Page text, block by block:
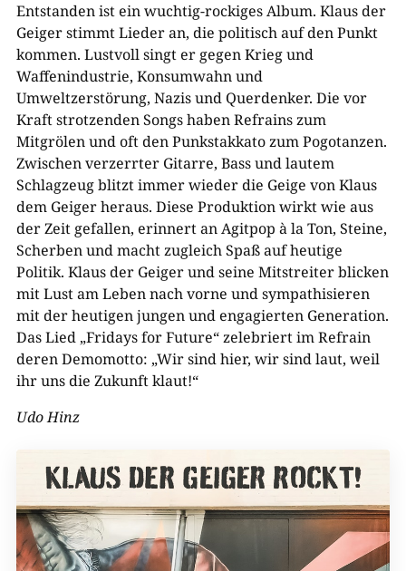
Entstanden ist ein wuchtig-rockiges Album. Klaus der
Geiger stimmt Lieder an, die politisch auf den Punkt
kommen. Lustvoll singt er gegen Krieg und
Waffenindustrie, Konsumwahn und
Umweltzerstörung, Nazis und Querdenker. Die vor
Kraft strotzenden Songs haben Refrains zum
Mitgrölen und oft den Punkstakkato zum Pogotanzen.
Zwischen verzerrter Gitarre, Bass und lautem
Schlagzeug blitzt immer wieder die Geige von Klaus
dem Geiger heraus. Diese Produktion wirkt wie aus
der Zeit gefallen, erinnert an Agitpop à la Ton, Steine,
Scherben und macht zugleich Spaß auf heutige
Politik. Klaus der Geiger und seine Mitstreiter blicken
mit Lust am Leben nach vorne und sympathisieren
mit der heutigen jungen und engagierten Generation.
Das Lied „Fridays for Future“ zelebriert im Refrain
deren Demomotto: „Wir sind hier, wir sind laut, weil
ihr uns die Zukunft klaut!“
Udo Hinz